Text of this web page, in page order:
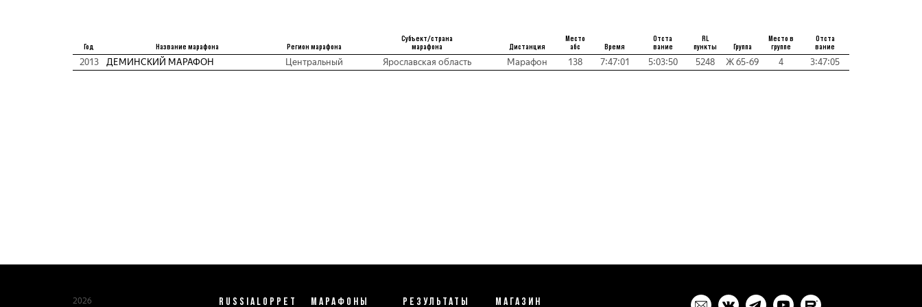
Год Название марафона Регион марафона
Субъект/страна
марафона
Дистанция
Место
абс
Время
Отста
вание
RL
пункты
Группа
Место в
группе
Отста
вание
2013 ДЕМИНСКИЙ МАРАФОН Центральный Ярославская область Марафон 138 7:47:01 5:03:50 5248 Ж 65-69 4 3:47:05
2026 RUSSIALOPPET МАРАФОНЫ РЕЗУЛЬТАТЫ МАГАЗИН